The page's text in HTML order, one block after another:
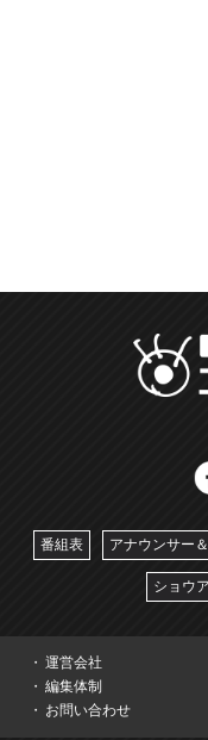
番組表 アナウンサー
ショウ
運営会社
編集体制
お問い合わせ